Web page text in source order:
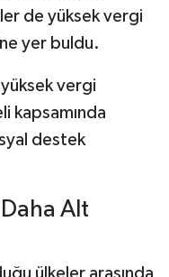
de yüksek vergi
yer buldu.
vergi
kapsamında
destek
Alt
ülkeler arasında